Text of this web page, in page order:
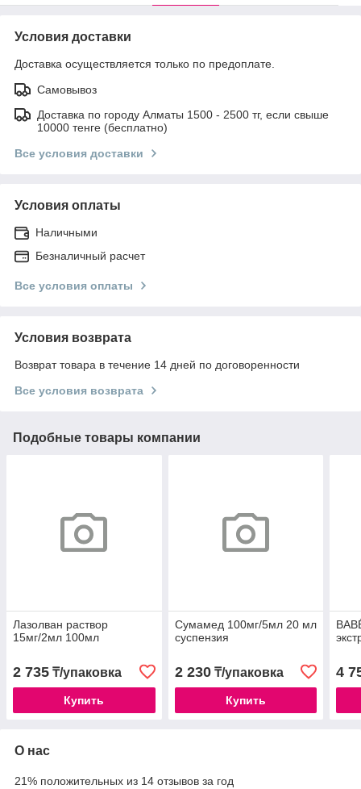
Условия доставки
Доставка осуществляется только по предоплате.
Самовывоз
Доставка по городу Алматы 1500 - 2500 тг, если свыше
10000 тенге (бесплатно)
Все условия доставки
Условия оплаты
Наличными
Безналичный расчет
Все условия оплаты
Условия возврата
Возврат товара в течение 14 дней по договоренности
Все условия возврата
Подобные товары компании
Лазолван раствор
15мг/2мл 100мл
2 735 ₸/упаковка
Купить
Сумамед 100мг/5мл 20 мл
суспензия
2 230₸/упаковка
Купить
4
О нас
21% положительных из 14 отзывов за год